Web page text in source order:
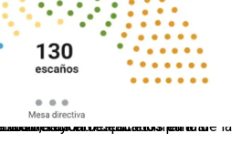
El JNE oficializó la distribución de escaños para la elección de 60 senadores y 130 diputados en las Elecciones Generales 2026, tras el restablecimiento de la Bicameralidad.